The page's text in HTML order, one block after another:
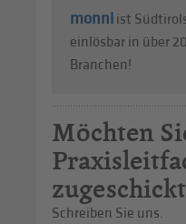
monni ist
einlösbar in über
Branchen!
Möchten
Schreiben Sie uns.